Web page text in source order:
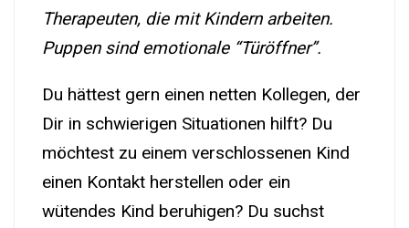
Therapeuten, die mit Kindern arbeiten.
Puppen sind emotionale “Türöffner”.
Du hättest gern einen netten Kollegen, der
Dir in schwierigen Situationen hilft? Du
möchtest zu einem verschlossenen Kind
einen Kontakt herstellen oder ein
wütendes Kind beruhigen? Du suchst